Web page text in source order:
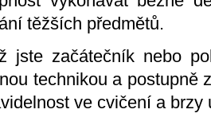
těžších předmětů.
jste začátečník nebo
technikou a postupně
ve cvičení a